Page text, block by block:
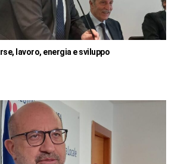
lavoro, energia e sviluppo